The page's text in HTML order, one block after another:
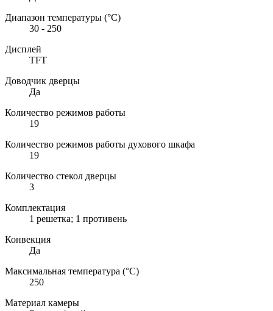
Диапазон температуры (°C)
30 - 250
Дисплей
TFT
Доводчик дверцы
Да
Количество режимов работы
19
Количество режимов работы духового шкафа
19
Количество стекол дверцы
3
Комплектация
1 решетка; 1 противень
Конвекция
Да
Максимальная температура (°C)
250
Материал камеры